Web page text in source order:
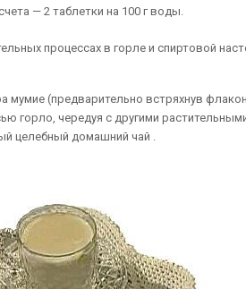
— 2 таблетки на 100 г воды.
процессах в горле и спиртовой
мумие (предварительно встряхнув
горло, чередуя с другими
целебный домашний чай .